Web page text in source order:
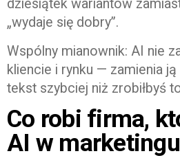
dziesiątek wariantów
„wydaje się dobry”.
Wspólny mianownik: AI nie
kliencie i rynku — zamienia
tekst szybciej niż zrobiłbyś
Co robi firma,
AI w marketingu